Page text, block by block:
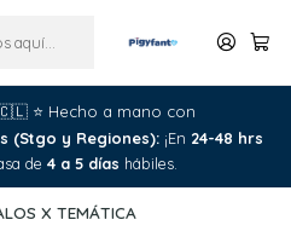
⭐ Hecho a mano con
(Stgo y Regiones): ¡En 24-48 hrs
de 4 a 5 días hábiles.
X TEMÁTICA